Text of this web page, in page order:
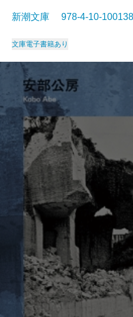
新潮文庫 978-4-10-
文庫電子書籍あり